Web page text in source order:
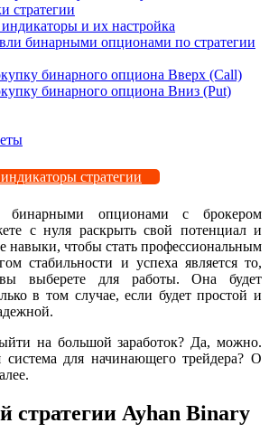
стратегии
и их настройка
бинарными опционами по стратегии
бинарного опциона Вверх (Call)
бинарного опциона Вниз (Put)
стратегии
бинарными опционами с брокером
с нуля раскрыть свой потенциал и
навыки, чтобы стать профессиональным
стабильности и успеха является то,
выберете для работы. Она будет
в том случае, если будет простой и
на большой заработок? Да, можно.
система для начинающего трейдера? О
стратегии Ayhan Binary